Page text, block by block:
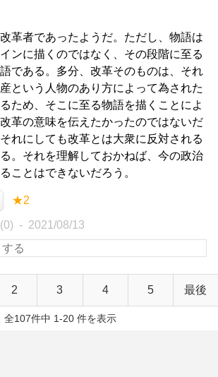
革者であったようだ。ただし、物語は
ンに描くのではなく、その段階に至る
である。多分、改革そのものは、それ
という人物のあり方によって為された
ため、そこに至る物語を描くことによ
革の意味を伝えたかったのではないだ
れにしても改革とは大衆に反対される
。それを理解しておかねば、今の政治
ことはできないだろう。
★2
2021/08/13
2 3 4 5 最後
全107件中 1-20 件を表示